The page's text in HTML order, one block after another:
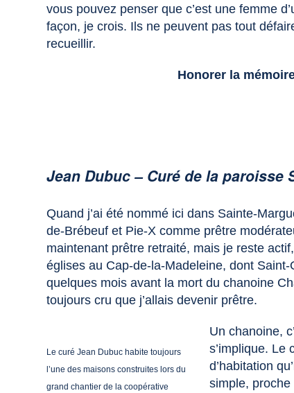
vous pouvez penser que c’est une femme
façon, je crois. Ils ne peuvent pas tout
recueillir.
Honorer la
Jean Dubuc – Curé de la paroisse
Quand j’ai été nommé ici dans Sainte-
de-Brébeuf et Pie-X comme prêtre
maintenant prêtre retraité, mais je reste
églises au Cap-de-la-Madeleine, dont
quelques mois avant la mort du chanoine
toujours cru que j’allais devenir prêtre.
Le curé Jean Dubuc habite toujours
l’une des maisons construites lors du
grand chantier de la coopérative
Un chanoine,
s’implique. Le
d’habitation
simple, proche